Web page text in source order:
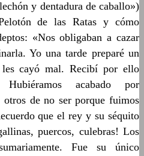
y dentadura de caballo»)
de las Ratas y cómo
«Nos obligaban a cazar
Yo una tarde preparé un
cayó mal. Recibí por ello
acabado por
otros de no ser porque fuimos
que el rey y su séquito
puercos, culebras! Los
Fue su único